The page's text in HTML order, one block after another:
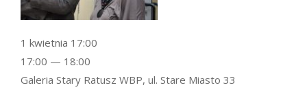
1 kwietnia 17:00
17:00 — 18:00
Galeria Stary Ratusz WBP, ul. Stare Miasto 33